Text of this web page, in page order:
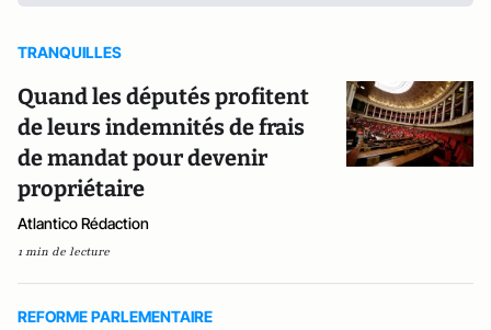
TRANQUILLES
Quand les députés profitent
de leurs indemnités de frais
de mandat pour devenir
propriétaire
Atlantico Rédaction
1 min de lecture
REFORME PARLEMENTAIRE